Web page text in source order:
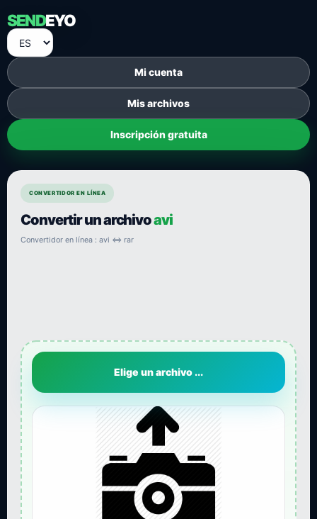
SENDEYO
Mi cuenta
Mis archivos
Inscripción gratuita
CONVERTIDOR EN LÍNEA
Convertir un archivoavi
Convertidor en línea : avi ⇔ rar
Elige un archivo ...